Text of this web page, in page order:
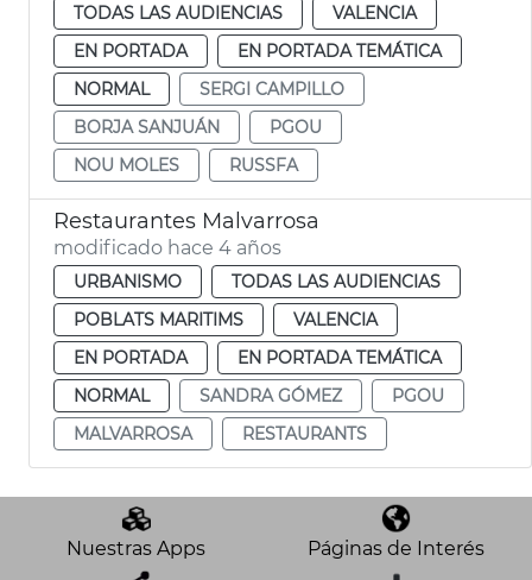
TODAS LAS AUDIENCIAS
VALENCIA
EN PORTADA
EN PORTADA TEMÁTICA
NORMAL
SERGI CAMPILLO
BORJA SANJUÁN
PGOU
NOU MOLES
RUSSFA
Restaurantes Malvarrosa
modificado hace 4 años
URBANISMO
TODAS LAS AUDIENCIAS
POBLATS MARITIMS
VALENCIA
EN PORTADA
EN PORTADA TEMÁTICA
NORMAL
SANDRA GÓMEZ
PGOU
MALVARROSA
RESTAURANTS
Nuestras Apps Páginas de Interés